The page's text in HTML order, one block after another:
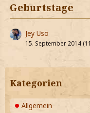
Geburtstage
Jey Uso
15. September 2014
Kategorien
Allgemein